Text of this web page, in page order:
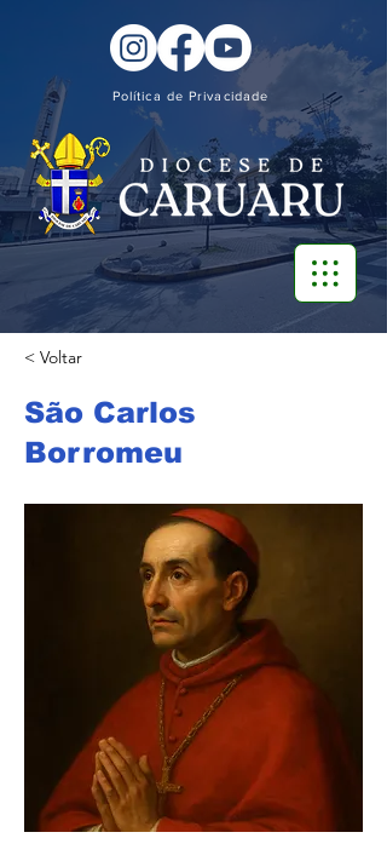
Política de Privacidade
< Voltar
São Carlos
Borromeu